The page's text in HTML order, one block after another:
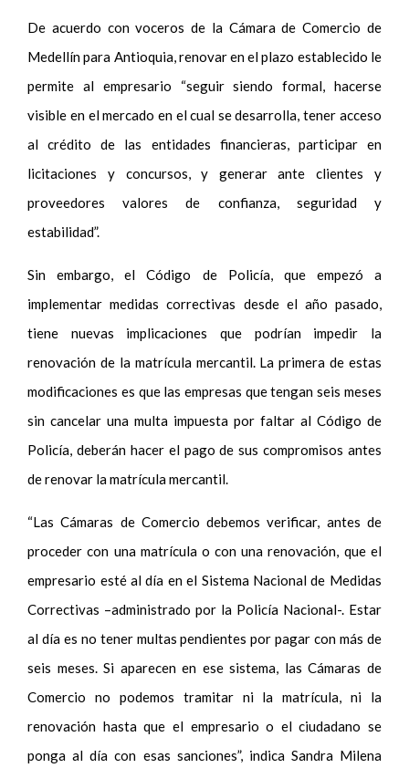
De acuerdo con voceros de la Cámara de Comercio de
Medellín para Antioquia, renovar en el plazo establecido le
permite al empresario “seguir siendo formal, hacerse
visible en el mercado en el cual se desarrolla, tener acceso
al crédito de las entidades financieras, participar en
licitaciones y concursos, y generar ante clientes y
proveedores valores de confianza, seguridad y
estabilidad”.
Sin embargo, el Código de Policía, que empezó a
implementar medidas correctivas desde el año pasado,
tiene nuevas implicaciones que podrían impedir la
renovación de la matrícula mercantil. La primera de estas
modificaciones es que las empresas que tengan seis meses
sin cancelar una multa impuesta por faltar al Código de
Policía, deberán hacer el pago de sus compromisos antes
de renovar la matrícula mercantil.
“Las Cámaras de Comercio debemos verificar, antes de
proceder con una matrícula o con una renovación, que el
empresario esté al día en el Sistema Nacional de Medidas
Correctivas –administrado por la Policía Nacional-. Estar
al día es no tener multas pendientes por pagar con más de
seis meses. Si aparecen en ese sistema, las Cámaras de
Comercio no podemos tramitar ni la matrícula, ni la
renovación hasta que el empresario o el ciudadano se
ponga al día con esas sanciones”, indica Sandra Milena